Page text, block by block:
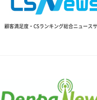
顧客満足度・CSランキング総合ニュース